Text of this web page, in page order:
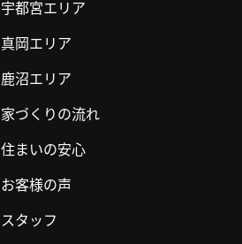
宇都宮エリア
真岡エリア
鹿沼エリア
家づくりの流れ
住まいの安心
お客様の声
スタッフ